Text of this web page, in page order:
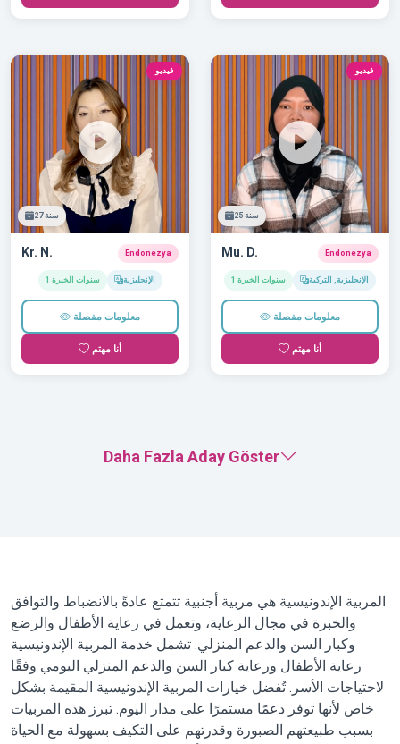
فيديو
27 سنة
Kr. N. Endonezya
1 سنوات الخبرة الإنجليزية
معلومات مفصلة
أنا مهتم
فيديو
25 سنة
Mu. D. Endonezya
1 سنوات الخبرة الإنجليزية, التركية
معلومات مفصلة
أنا مهتم
Daha Fazla Aday Göster
المربية الإندونيسية هي مربية أجنبية تتمتع عادةً بالانضباط والتوافق
والخبرة في مجال الرعاية، وتعمل في رعاية الأطفال والرضع
وكبار السن والدعم المنزلي. تشمل خدمة المربية الإندونيسية
رعاية الأطفال ورعاية كبار السن والدعم المنزلي اليومي وفقًا
لاحتياجات الأسر. تُفضل خيارات المربية الإندونيسية المقيمة بشكل
خاص لأنها توفر دعمًا مستمرًا على مدار اليوم. تبرز هذه المربيات
بسبب طبيعتهم الصبورة وقدرتهم على التكيف بسهولة مع الحياة